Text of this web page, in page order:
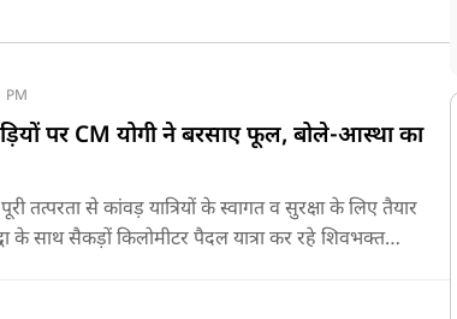
PM
पर CM योगी ने बरसाए फूल, बोले-आस्था का
तत्परता से कांवड़ यात्रियों के स्वागत व सुरक्षा के लिए तैयार
के साथ सैकड़ों किलोमीटर पैदल यात्रा कर रहे शिवभक्त